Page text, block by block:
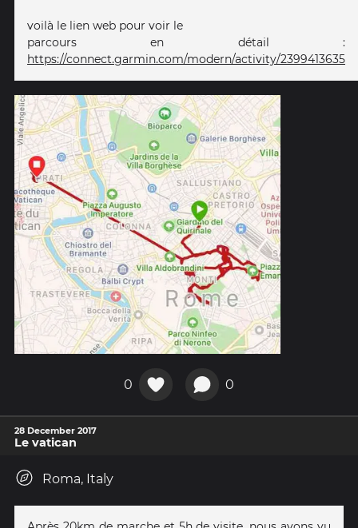
voilà le lien web pour voir le
parcours en détail :
https://connect.garmin.com/modern/activity/2399413635
0 0
28 December 2017
Le vatican
Roma, Italy